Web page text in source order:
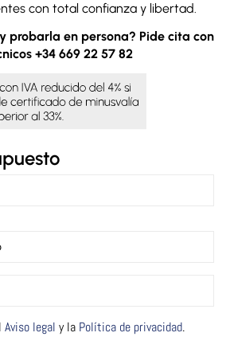
con total confianza y libertad.
probarla en persona? Pide cita con
+34 669 22 57 82
Aviso legal y la Política de privacidad.